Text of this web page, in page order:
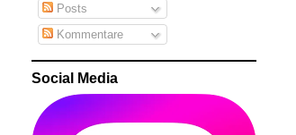
Posts
Kommentare
Social Media